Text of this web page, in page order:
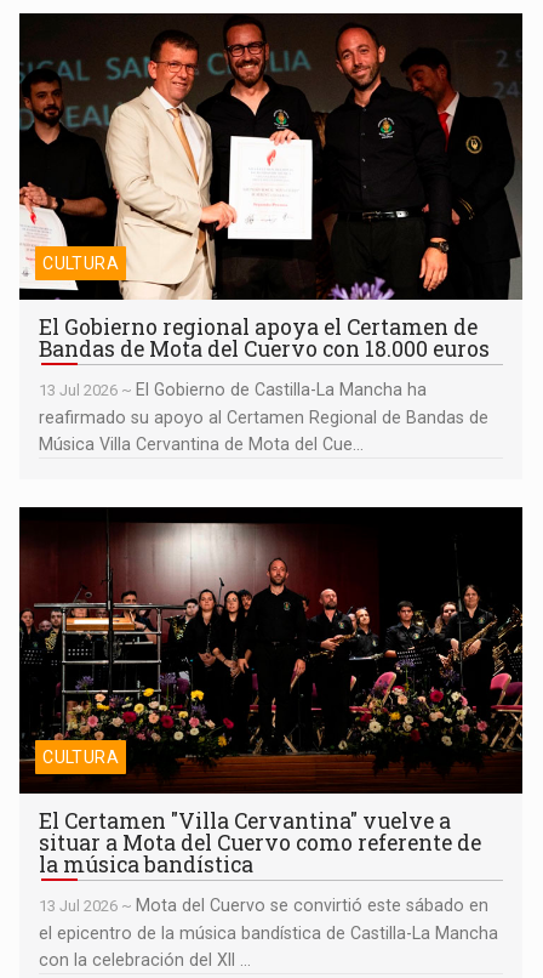
El Gobierno regional apoya el Certamen de Bandas de Mota del
Cuervo con 18.000 euros
CULTURA
El Gobierno regional apoya el Certamen de
Bandas de Mota del Cuervo con 18.000 euros
13 Jul 2026 ~ El Gobierno de Castilla-La Mancha ha
reafirmado su apoyo al Certamen Regional de Bandas de
Música Villa Cervantina de Mota del Cue...
El Certamen "Villa Cervantina" vuelve a situar a Mota del Cuervo
como referente de la música bandística
CULTURA
El Certamen "Villa Cervantina" vuelve a
situar a Mota del Cuervo como referente de
la música bandística
13 Jul 2026 ~ Mota del Cuervo se convirtió este sábado en
el epicentro de la música bandística de Castilla-La Mancha
con la celebración del XII ...